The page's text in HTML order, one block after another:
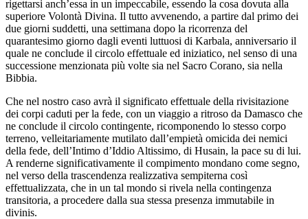
rigettarsi anch’essa in un impeccabile, essendo la cosa dovuta alla
superiore Volontà Divina. Il tutto avvenendo, a partire dal primo dei
due giorni suddetti, una settimana dopo la ricorrenza del
quarantesimo giorno dagli eventi luttuosi di Karbala, anniversario il
quale ne conclude il circolo effettuale ed iniziatico, nel senso di una
successione menzionata più volte sia nel Sacro Corano, sia nella
Bibbia.
Che nel nostro caso avrà il significato effettuale della rivisitazione
dei corpi caduti per la fede, con un viaggio a ritroso da Damasco che
ne conclude il circolo contingente, ricomponendo lo stesso corpo
terreno, velleitariamente mutilato dall’empietà omicida dei nemici
della fede, dell’Intimo d’Iddio Altissimo, di Husain, la pace su di lui.
A renderne significativamente il compimento mondano come segno,
nel verso della trascendenza realizzativa sempiterna così
effettualizzata, che in un tal mondo si rivela nella contingenza
transitoria, a procedere dalla sua stessa presenza immutabile in
divinis.